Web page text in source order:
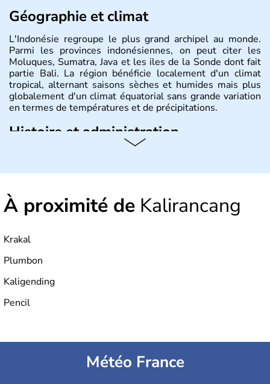
Géographie et climat
L'Indonésie regroupe le plus grand archipel au monde.
Parmi les provinces indonésiennes, on peut citer les
Moluques, Sumatra, Java et les iles de la Sonde dont fait
partie Bali. La région bénéficie localement d'un climat
tropical, alternant saisons sèches et humides mais plus
globalement d'un climat équatorial sans grande variation
en termes de températures et de précipitations.
Histoire et administration
6000 sont habitées. C'est en 1945 que son
200 millions d'habitants, élevés dans le respect des
cultures et le culte du corps, notamment au travers des
À proximité de Kalirancang
Krakal
Plumbon
Kaligending
Pencil
Météo France